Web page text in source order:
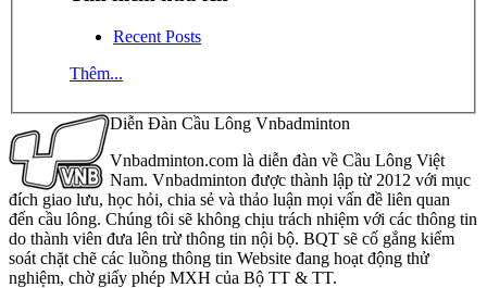
Recent Posts
Thêm...
Diễn Đàn Cầu Lông Vnbadminton
Vnbadminton.com là diễn đàn về Cầu Lông Việt
Nam. Vnbadminton được thành lập từ 2012 với mục
đích giao lưu, học hỏi, chia sẻ và thảo luận mọi vấn đề liên quan
đến cầu lông. Chúng tôi sẽ không chịu trách nhiệm với các thông tin
do thành viên đưa lên trừ thông tin nội bộ. BQT sẽ cố gắng kiểm
soát chặt chẽ các luồng thông tin Website đang hoạt động thử
nghiệm, chờ giấy phép MXH của Bộ TT & TT.